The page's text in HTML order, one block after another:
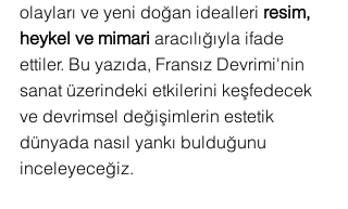
olayları ve yeni doğan idealleri resim,
heykel ve mimari aracılığıyla ifade
ettiler. Bu yazıda, Fransız Devrimi'nin
sanat üzerindeki etkilerini keşfedecek
ve devrimsel değişimlerin estetik
dünyada nasıl yankı bulduğunu
inceleyeceğiz.